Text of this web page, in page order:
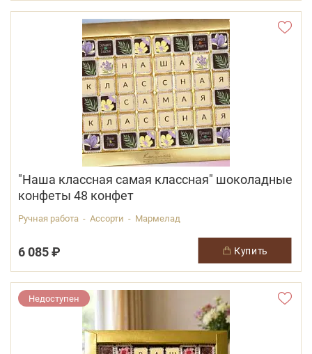
"Наша классная самая классная" шоколадные
конфеты 48 конфет
Ручная работа - Ассорти - Мармелад
6 085 ₽ купить
Недоступен